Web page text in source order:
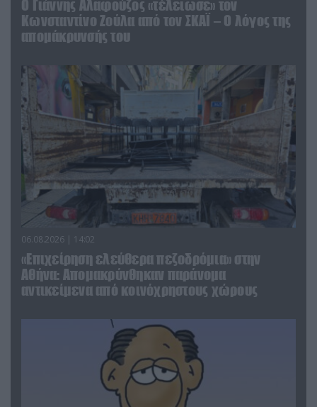
Ο Γιάννης Αλαφούζος «τέλειωσε» τον
Κωνσταντίνο Ζούλα από τον ΣΚΑΪ – Ο λόγος της
απομάκρυνσής του
06.08.2026 | 14:02
«Επιχείρηση ελεύθερα πεζοδρόμια» στην
Αθήνα: Απομακρύνθηκαν παράνομα
αντικείμενα από κοινόχρηστους χώρους